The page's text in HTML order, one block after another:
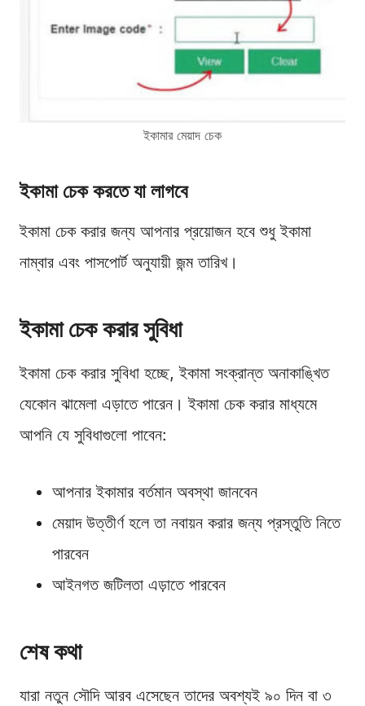
ইকামার মেয়াদ চেক
ইকামা চেক করতে যা লাগবে
ইকামা চেক করার জন্য আপনার প্রয়োজন হবে শুধু ইকামা
নাম্বার এবং পাসপোর্ট অনুযায়ী জন্ম তারিখ।
ইকামা চেক করার সুবিধা
ইকামা চেক করার সুবিধা হচ্ছে, ইকামা সংক্রান্ত অনাকাঙ্খিত
যেকোন ঝামেলা এড়াতে পারেন। ইকামা চেক করার মাধ্যমে
আপনি যে সুবিধাগুলো পাবেন:
আপনার ইকামার বর্তমান অবস্থা জানবেন
মেয়াদ উত্তীর্ণ হলে তা নবায়ন করার জন্য প্রস্তুতি নিতে
পারবেন
আইনগত জটিলতা এড়াতে পারবেন
শেষ কথা
যারা নতুন সৌদি আরব এসেছেন তাদের অবশ্যই ৯০ দিন বা ৩